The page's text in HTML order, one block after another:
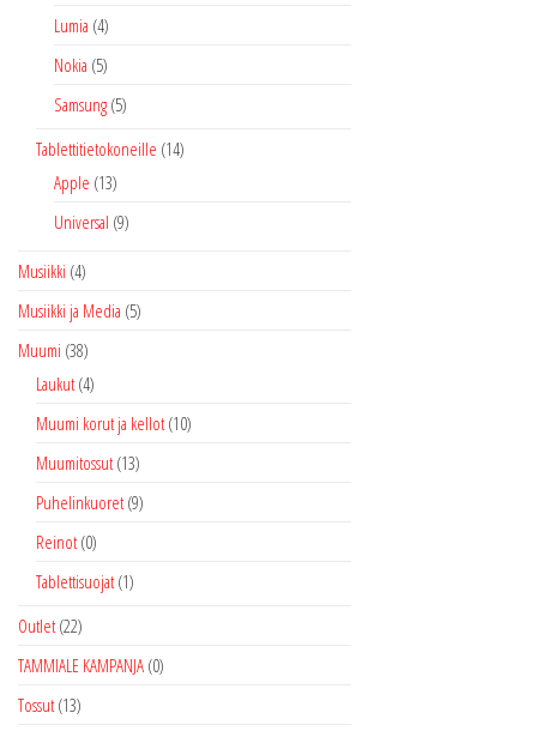
Lumia (4)
Nokia (5)
Samsung (5)
Tablettitietokoneille (14)
Apple (13)
Universal (9)
Musiikki (4)
Musiikki ja Media (5)
Muumi (38)
Laukut (4)
Muumi korut ja kellot (10)
Muumitossut (13)
Puhelinkuoret (9)
Reinot (0)
Tablettisuojat (1)
Outlet (22)
TAMMIALE KAMPANJA (0)
Tossut (13)